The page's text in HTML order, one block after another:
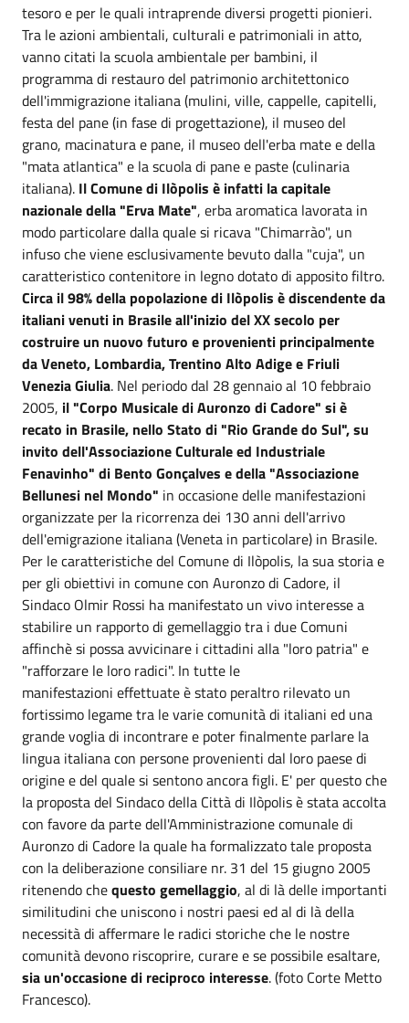
tesoro e per le quali intraprende diversi progetti pionieri.
Tra le azioni ambientali, culturali e patrimoniali in atto,
vanno citati la scuola ambientale per bambini, il
programma di restauro del patrimonio architettonico
dell'immigrazione italiana (mulini, ville, cappelle, capitelli,
festa del pane (in fase di progettazione), il museo del
grano, macinatura e pane, il museo dell'erba mate e della
"mata atlantica" e la scuola di pane e paste (culinaria
italiana). Il Comune di Ilòpolis è infatti la capitale
nazionale della "Erva Mate", erba aromatica lavorata in
modo particolare dalla quale si ricava "Chimarrào", un
infuso che viene esclusivamente bevuto dalla "cuja", un
caratteristico contenitore in legno dotato di apposito filtro.
Circa il 98% della popolazione di Ilòpolis è discendente da
italiani venuti in Brasile all'inizio del XX secolo per
costruire un nuovo futuro e provenienti principalmente
da Veneto, Lombardia, Trentino Alto Adige e Friuli
Venezia Giulia. Nel periodo dal 28 gennaio al 10 febbraio
2005, il "Corpo Musicale di Auronzo di Cadore" si è
recato in Brasile, nello Stato di "Rio Grande do Sul", su
invito dell'Associazione Culturale ed Industriale
Fenavinho" di Bento Gonçalves e della "Associazione
Bellunesi nel Mondo" in occasione delle manifestazioni
organizzate per la ricorrenza dei 130 anni dell'arrivo
dell'emigrazione italiana (Veneta in particolare) in Brasile.
Per le caratteristiche del Comune di Ilòpolis, la sua storia e
per gli obiettivi in comune con Auronzo di Cadore, il
Sindaco Olmir Rossi ha manifestato un vivo interesse a
stabilire un rapporto di gemellaggio tra i due Comuni
affinchè si possa avvicinare i cittadini alla "loro patria" e
"rafforzare le loro radici". In tutte le
manifestazioni effettuate è stato peraltro rilevato un
fortissimo legame tra le varie comunità di italiani ed una
grande voglia di incontrare e poter finalmente parlare la
lingua italiana con persone provenienti dal loro paese di
origine e del quale si sentono ancora figli. E' per questo che
la proposta del Sindaco della Città di Ilòpolis è stata accolta
con favore da parte dell'Amministrazione comunale di
Auronzo di Cadore la quale ha formalizzato tale proposta
con la deliberazione consiliare nr. 31 del 15 giugno 2005
ritenendo chequesto gemellaggio, al di là delle importanti
similitudini che uniscono i nostri paesi ed al di là della
necessità di affermare le radici storiche che le nostre
comunità devono riscoprire, curare e se possibile esaltare,
sia un'occasione di reciproco interesse. (foto Corte Metto
Francesco).